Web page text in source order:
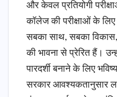
और केवल प्रतियोगी
कॉलेज की परीक्षाओं के
सबका साथ, सबका
की भावना से प्रेरित हैं।
पारदर्शी बनाने के लिए
सरकार आवश्यकतानुसार